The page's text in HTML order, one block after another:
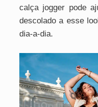
calça jogger pode
descolado a esse
dia-a-dia.